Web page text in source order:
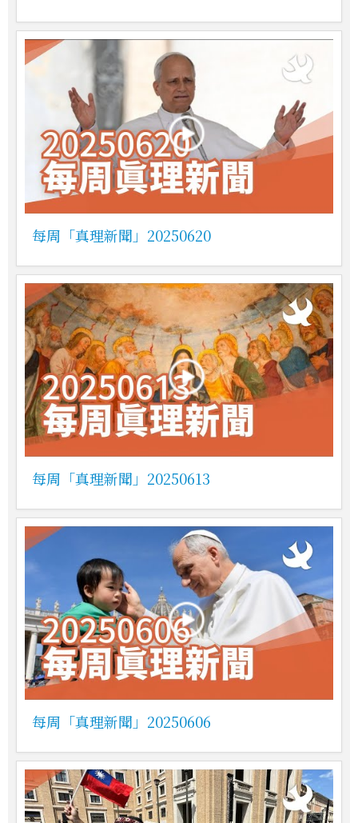
每周「真理新聞」20250620
每周「真理新聞」20250613
每周「真理新聞」20250606